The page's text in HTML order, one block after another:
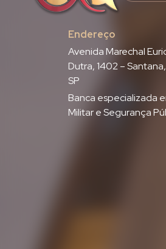
Endereço
Avenida Marechal
Dutra, 1402 –
SP
Banca especializada
Militar e Segurança